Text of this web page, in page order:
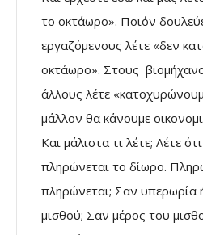
το οκτάωρο». Ποιόν
εργαζόμενους λέτε «δεν
οκτάωρο». Στους
άλλους λέτε
μάλλον θα κάνουμε
Και μάλιστα τι λέτε; Λέτε
πληρώνεται το δίωρο.
πληρώνεται; Σαν υπερωρία
μισθού; Σαν μέρος του